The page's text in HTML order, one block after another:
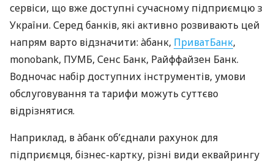
сервіси, що вже доступні сучасному підприємцю з
України. Серед банків, які активно розвивають цей
напрям варто відзначити: àбанк, ПриватБанк,
monobank, ПУМБ, Сенс Банк, Райффайзен Банк.
Водночас набір доступних інструментів, умови
обслуговування та тарифи можуть суттєво
відрізнятися.
Наприклад, в àбанк об’єднали рахунок для
підприємця, бізнес-картку, різні види еквайрингу